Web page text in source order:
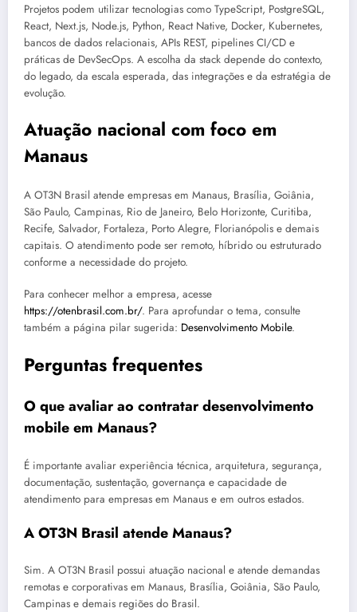
Projetos podem utilizar tecnologias como TypeScript, PostgreSQL,
React, Next.js, Node.js, Python, React Native, Docker, Kubernetes,
bancos de dados relacionais, APIs REST, pipelines CI/CD e
práticas de DevSecOps. A escolha da stack depende do contexto,
do legado, da escala esperada, das integrações e da estratégia de
evolução.
Atuação nacional com foco em
Manaus
A OT3N Brasil atende empresas em Manaus, Brasília, Goiânia,
São Paulo, Campinas, Rio de Janeiro, Belo Horizonte, Curitiba,
Recife, Salvador, Fortaleza, Porto Alegre, Florianópolis e demais
capitais. O atendimento pode ser remoto, híbrido ou estruturado
conforme a necessidade do projeto.
Para conhecer melhor a empresa, acesse
https://otenbrasil.com.br/. Para aprofundar o tema, consulte
também a página pilar sugerida: Desenvolvimento Mobile.
Perguntas frequentes
O que avaliar ao contratar desenvolvimento
mobile em Manaus?
É importante avaliar experiência técnica, arquitetura, segurança,
documentação, sustentação, governança e capacidade de
atendimento para empresas em Manaus e em outros estados.
A OT3N Brasil atende Manaus?
Sim. A OT3N Brasil possui atuação nacional e atende demandas
remotas e corporativas em Manaus, Brasília, Goiânia, São Paulo,
Campinas e demais regiões do Brasil.